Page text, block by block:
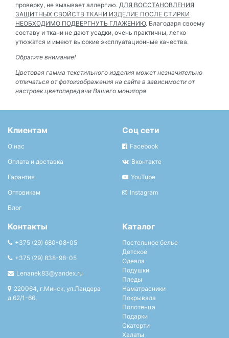
проверку, не вызывает аллергию. ДЛЯ ВОССТАНОВЛЕНИЯ
ЗАЩИТНЫХ СВОЙСТВ ТКАНИ ИЗДЕЛИЕ ПОСЛЕ СТИРКИ
НЕОБХОДИМО ПОДВЕРГНУТЬ ГЛАЖЕНИЮ. Благодаря своему
составу и ткани не дают усадки, очень практичны, легко
утюжатся и имеют высокие эксплуатационные качества.
Обратите внимание!
Цветовая гамма текстильного изделия может незначительно
отличаться от фотоизображения на сайте в зависимости от
настроек цветопередачи Вашего монитора
Клиентам
О нас
Оплата и доставка
Гарантия
Оптовикам
Блог
Соц сети
Facebook
Вконтакте
YouTube
Instagram
Контакты
+375 (29) 680-08-05
+375 (29) 838-98-05
Lenanek83@yandex.ru
220064, г.Минск, ул.Ландера
д.62/1-66.
Каталог
Постельное белье
Детское
Одеяла
Подушки
Пледы
Наматрасники
Покрывала
Полотенца
Подарки
Скатерти
Халаты